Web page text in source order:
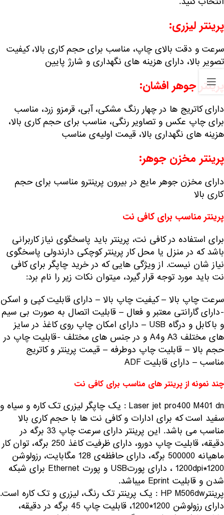
پرینتر لیزری:
سرعت و دقت بالای چاپ، مناسب برای حجم کاری بالا، کیفیت
تصویر بالا، دارای هزینه های نگهداری و شارژ پایین
پرینتر جوهر افشان:
دارای کاتریج ها در چهار رنگ مشکی، آبی، قرمزو زرد، مناسب
برای چاپ عکس و تصاویر رنگی، مناسب برای حجم کاری بالا،
هزینه های نگهداری بالا، قیمت اولیه‌ی مناسب
پرینتر مخزن جوهر:
دارای مخزن جوهر مایع در بیرون پرینترو مناسب برای حجم
کاری بالا
پرینتر مناسب برای کافی نت
برای استفاده در کافی نت، پرینتر باید پاسخگوی نیاز کاربرانی
باشد که در منزل یا محل کار پرینتر کوچکی دارندولی پاسخگوی
نیاز شان نیست. از ویژگی هایی که در خرید چاپگر برای کافی
نت باید مورد توجه قرار گیرد، میتوان نکات زیر را نام برد:
سرعت چاپ بالا – کیفیت چاپ بالا – دارای قابلیت کپی و اسکن
-دارای گارانتی معتبر و فعال – قابلیت اتصال به صورت بی سیم
و باکابل و درگاه USB – دارای امکان چاپ روی کاغذ در سایز
های مختلف A3 وA4 و در جنس های مختلف -قابلیت چاپ در
حجم بالا – قابلیت چاپ دوطرفه – قیمت پرینتر و کاتریج
مناسب – دارای قابلیت ADF
چند نمونه از پرینتر های مناسب برای کافی نت
Laser jet pro400 M401 dn : یک چاپگر لیزری تک کاره و سیاه و
سفید است که برای ادارات و کافی نت ها با حجم کاری بالا
مناسب می باشد. این پرینتر دارای سرعت چاپ 33 برگه در
دقیقه، قابلیت چاپ دورو، دارای ظرفیت کاغذ 250 برگه، توان کار
ماهیانه 500000 برگه، دارای حافظه‌ی 128 مگابایت، رزولوشن
1200*1200dpi ، دارای پورتUSB و پورت Ethernet برای شبکه
شدن و قابلیت Eprint میباشد.
پرینترHP M506dw : یک پرینتر تک رنگ، لیزری و تک کاره است.
دارای رزولوشن 1200*1200، قابلیت چاپ 45 برگه در دقیقه،